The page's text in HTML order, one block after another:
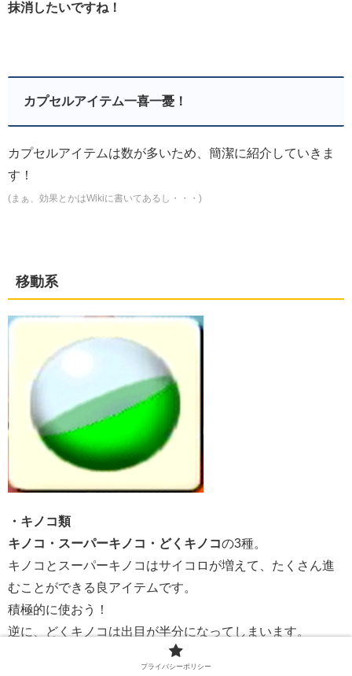
抹消したいですね！
カプセルアイテム一喜一憂！
カプセルアイテムは数が多いため、簡潔に紹介していきま
す！
(まぁ、効果とかはWikiに書いてあるし・・・)
移動系
・キノコ類
キノコ・スーパーキノコ・どくキノコの3種。
キノコとスーパーキノコはサイコロが増えて、たくさん進
むことができる良アイテムです。
積極的に使おう！
逆に、どくキノコは出目が半分になってしまいます。
プライバシーポリシー